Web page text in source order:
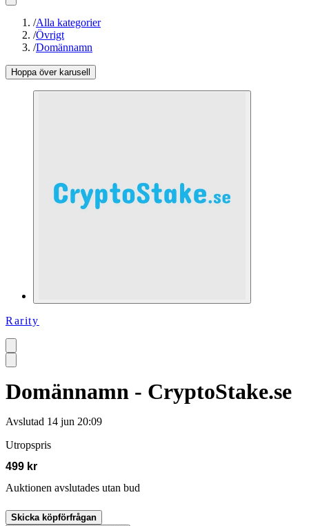
/Alla kategorier
/Övrigt
/Domännamn
Hoppa över karusell
Rarity
Domännamn - CryptoStake.se
Avslutad 14 jun 20:09
Utropspris
499 kr
Auktionen avslutades utan bud
Skicka köpförfrågan